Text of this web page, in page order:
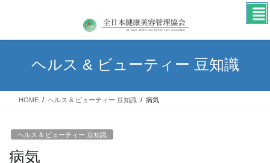
テ
ス
ゲ
ン
ヘルス & ビューティー 豆知識
HOME ヘルス & ビューティー 豆知識 病気
ヘルス & ビューティー 豆知識
病気